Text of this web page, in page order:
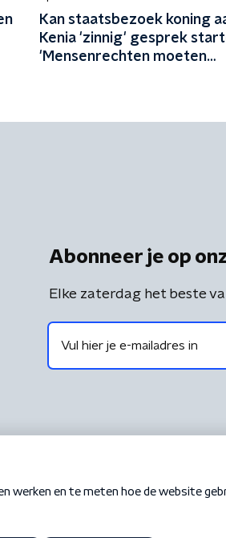
Kan staatsbezoek koning
Kenia 'zinnig' gesprek
'Mensenrechten moeten
Abonneer je op
Elke zaterdag het beste